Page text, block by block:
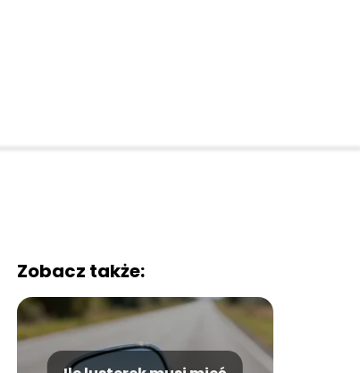
Zobacz także: